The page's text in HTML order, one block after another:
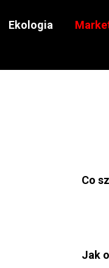
Ekologia
Co
Jak